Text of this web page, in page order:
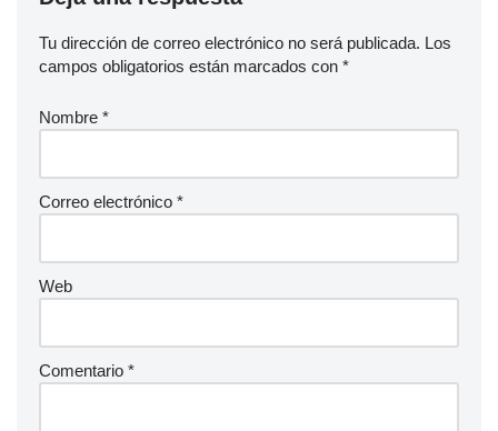
Tu dirección de correo electrónico no será publicada. Los
campos obligatorios están marcados con *
Nombre *
Correo electrónico *
Web
Comentario *